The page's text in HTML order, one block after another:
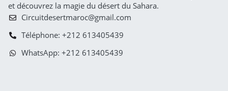
et découvrez la magie du désert du Sahara.
Circuitdesertmaroc@gmail.com
Téléphone: +212 613405439
WhatsApp: +212 613405439